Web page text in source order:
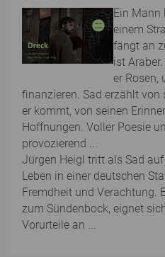
Ein Mann
einem
fängt an
ist
er Rosen,
finanzieren. Sad erzählt von
er kommt, von seinen
Hoffnungen. Voller Poesie
provozierend ...
Jürgen Heigl tritt als Sad
Leben in einer deutschen
Fremdheit und Verachtung.
zum Sündenbock, eignet
Vorurteile an ...